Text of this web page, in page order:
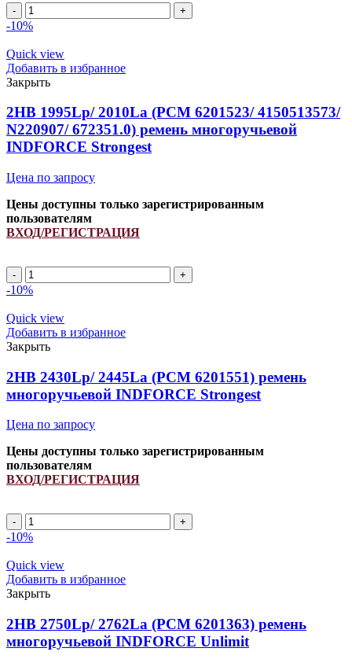
2HB
2595Lp/
ремень
многоручьевой
INDFORCE
Strongest
quantity
-10%
Quick view
Добавить в избранное
Закрыть
2HB 1995Lp/ 2010La (РСМ 6201523/ 4150513573/
N220907/ 672351.0) ремень многоручьевой
INDFORCE Strongest
Цена по запросу
Цены доступны только зарегистрированным
пользователям
ВХОД/РЕГИСТРАЦИЯ
2HB
1995Lp/
(РСМ
6201523/
4150513573/
N220907/
672351.0)
ремень
многоручьевой
Strongest
-10%
Quick view
Добавить в избранное
Закрыть
2HB 2430Lp/ 2445La (РСМ 6201551) ремень
многоручьевой INDFORCE Strongest
Цена по запросу
Цены доступны только зарегистрированным
пользователям
ВХОД/РЕГИСТРАЦИЯ
2HB
2430Lp/
(РСМ
6201551)
ремень
многоручьевой
INDFORCE
Strongest
quantity
-10%
Quick view
Добавить в избранное
Закрыть
2HB 2750Lp/ 2762La (PCM 6201363) ремень
многоручьевой INDFORCE Unlimit